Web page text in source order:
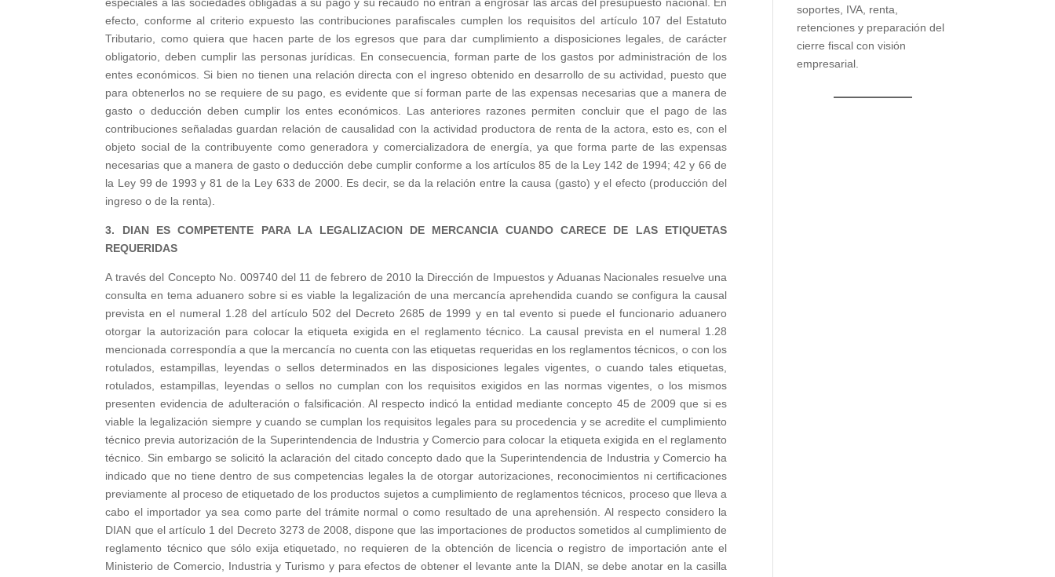
efecto, conforme al criterio expuesto las contribuciones parafiscales cumplen los requisitos del artículo 107 del Estatuto
Tributario, como quiera que hacen parte de los egresos que para dar cumplimiento a disposiciones legales, de carácter
obligatorio, deben cumplir las personas jurídicas. En consecuencia, forman parte de los gastos por administración de los
entes económicos. Si bien no tienen una relación directa con el ingreso obtenido en desarrollo de su actividad, puesto que
para obtenerlos no se requiere de su pago, es evidente que sí forman parte de las expensas necesarias que a manera de
gasto o deducción deben cumplir los entes económicos. Las anteriores razones permiten concluir que el pago de las
contribuciones señaladas guardan relación de causalidad con la actividad productora de renta de la actora, esto es, con el
objeto social de la contribuyente como generadora y comercializadora de energía, ya que forma parte de las expensas
necesarias que a manera de gasto o deducción debe cumplir conforme a los artículos 85 de la Ley 142 de 1994; 42 y 66 de
la Ley 99 de 1993 y 81 de la Ley 633 de 2000. Es decir, se da la relación entre la causa (gasto) y el efecto (producción del
ingreso o de la renta).
3. DIAN ES COMPETENTE PARA LA LEGALIZACION DE MERCANCIA CUANDO CARECE DE LAS ETIQUETAS
REQUERIDAS
A través del Concepto No. 009740 del 11 de febrero de 2010 la Dirección de Impuestos y Aduanas Nacionales resuelve una
consulta en tema aduanero sobre si es viable la legalización de una mercancía aprehendida cuando se configura la causal
prevista en el numeral 1.28 del artículo 502 del Decreto 2685 de 1999 y en tal evento si puede el funcionario aduanero
otorgar la autorización para colocar la etiqueta exigida en el reglamento técnico. La causal prevista en el numeral 1.28
mencionada correspondía a que la mercancía no cuenta con las etiquetas requeridas en los reglamentos técnicos, o con los
rotulados, estampillas, leyendas o sellos determinados en las disposiciones legales vigentes, o cuando tales etiquetas,
rotulados, estampillas, leyendas o sellos no cumplan con los requisitos exigidos en las normas vigentes, o los mismos
presenten evidencia de adulteración o falsificación. Al respecto indicó la entidad mediante concepto 45 de 2009 que si es
viable la legalización siempre y cuando se cumplan los requisitos legales para su procedencia y se acredite el cumplimiento
técnico previa autorización de la Superintendencia de Industria y Comercio para colocar la etiqueta exigida en el reglamento
técnico. Sin embargo se solicitó la aclaración del citado concepto dado que la Superintendencia de Industria y Comercio ha
indicado que no tiene dentro de sus competencias legales la de otorgar autorizaciones, reconocimientos ni certificaciones
previamente al proceso de etiquetado de los productos sujetos a cumplimiento de reglamentos técnicos, proceso que lleva a
cabo el importador ya sea como parte del trámite normal o como resultado de una aprehensión. Al respecto considero la
DIAN que el artículo 1 del Decreto 3273 de 2008, dispone que las importaciones de productos sometidos al cumplimiento de
reglamento técnico que sólo exija etiquetado, no requieren de la obtención de licencia o registro de importación ante el
Ministerio de Comercio, Industria y Turismo y para efectos de obtener el levante ante la DIAN, se debe anotar en la casilla
soportes, IVA, renta,
retenciones y preparación del
cierre fiscal con visión
empresarial.